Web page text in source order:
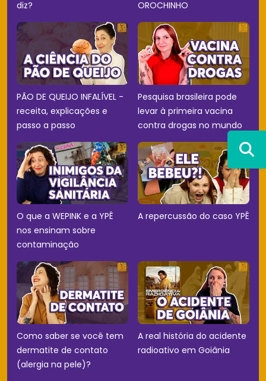
diz? OROCHINHO
PÃO DE QUEIJO INFALÍVEL -
receita, explicações e
passo a passo
Pesquisa brasileira pode
levar à primeira vacina
contra drogas no mundo
O que a WEPINK e a YPÊ
nos ensinam sobre
contaminação
A repercussão do caso YPÊ
Como saber se você tem
dermatite de contato
(alergia na pele)?
A real história do acidente
radioativo em Goiânia